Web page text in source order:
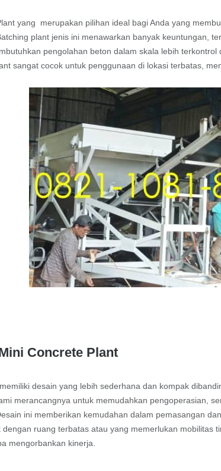
yang merupakan pilihan ideal bagi Anda yang
plant jenis ini menawarkan banyak keuntungan,
pengolahan beton dalam skala lebih
sangat cocok untuk penggunaan di lokasi terbatas,
Concrete Plant
desain yang lebih sederhana dan kompak
merancangnya untuk memudahkan pengoperasian,
ini memberikan kemudahan dalam pemasangan
ruang terbatas atau yang memerlukan mobilitas
mengorbankan kinerja.